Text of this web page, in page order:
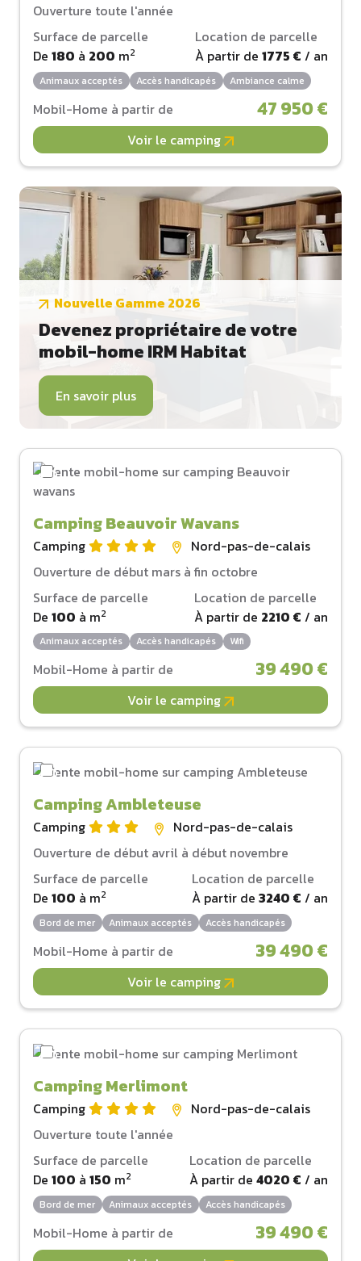
Ouverture toute l'année
Surface de parcelle
De 180 à 200 m2
Location de parcelle
À partir de 1775 € / an
Animaux acceptés Accès handicapés Ambiance calme
Mobil-Home à partir de 47 950 €
Voir le camping
Nouvelle Gamme 2026
Devenez propriétaire de votre
mobil-home IRM Habitat
En savoir plus
Camping Beauvoir Wavans
Camping
Nord-pas-de-calais
Ouverture de début mars à fin octobre
Surface de parcelle
De 100 à m2
Location de parcelle
À partir de 2210 € / an
Animaux acceptés Accès handicapés Wifi
Mobil-Home à partir de 39 490 €
Voir le camping
Camping Ambleteuse
Camping
Nord-pas-de-calais
Ouverture de début avril à début novembre
Surface de parcelle
De 100 à m2
Location de parcelle
À partir de 3240 € / an
Bord de mer Animaux acceptés Accès handicapés
Mobil-Home à partir de 39 490 €
Voir le camping
Camping Merlimont
Camping
Nord-pas-de-calais
Ouverture toute l'année
Surface de parcelle
De 100 à 150 m2
Location de parcelle
À partir de 4020 € / an
Bord de mer Animaux acceptés Accès handicapés
Mobil-Home à partir de 39 490 €